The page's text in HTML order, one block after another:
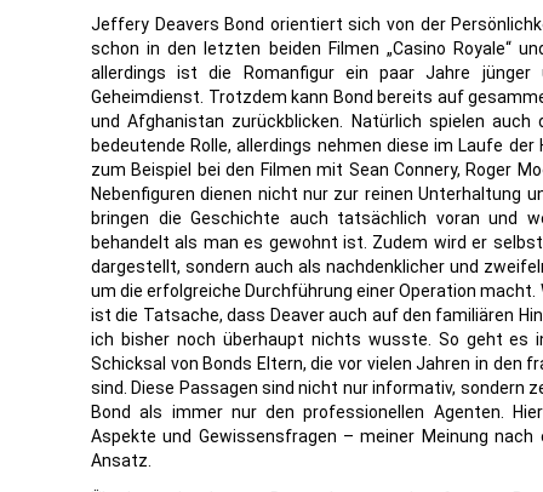
Jeffery Deavers Bond orientiert sich von der
schon in den letzten beiden Filmen „Casino Royale“
allerdings ist die Romanfigur ein paar Jahre
Geheimdienst. Trotzdem kann Bond bereits auf
und Afghanistan zurückblicken. Natürlich spielen auch
bedeutende Rolle, allerdings nehmen diese im Laufe
zum Beispiel bei den Filmen mit Sean Connery, Roger
Nebenfiguren dienen nicht nur zur reinen Unterhaltung
bringen die Geschichte auch tatsächlich voran und
behandelt als man es gewohnt ist. Zudem wird er
dargestellt, sondern auch als nachdenklicher und
um die erfolgreiche Durchführung einer Operation
ist die Tatsache, dass Deaver auch auf den familiären
ich bisher noch überhaupt nichts wusste. So geht es
Schicksal von Bonds Eltern, die vor vielen Jahren in den
sind. Diese Passagen sind nicht nur informativ, sondern
Bond als immer nur den professionellen Agenten.
Aspekte und Gewissensfragen – meiner Meinung
Ansatz.